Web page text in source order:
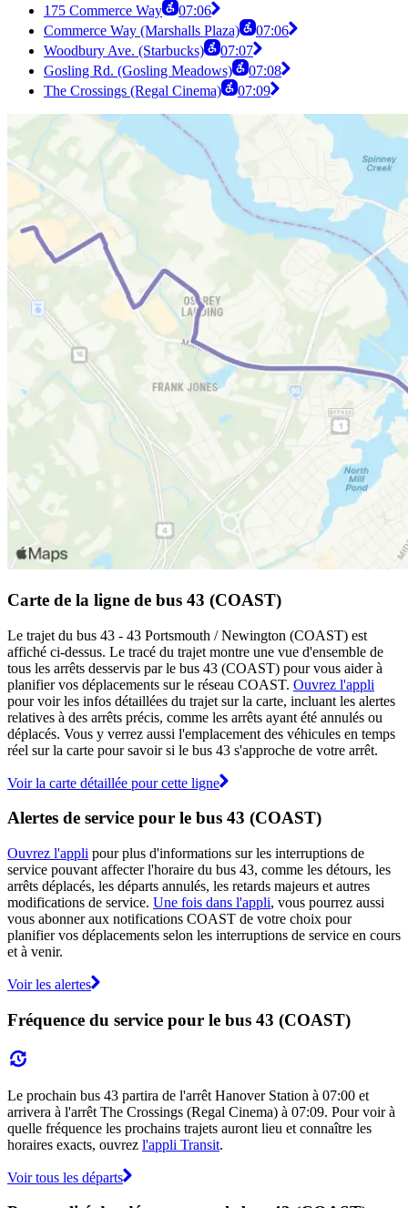
175 Commerce Way
07:06
Commerce Way (Marshalls Plaza)
07:06
Woodbury Ave. (Starbucks)
07:07
Gosling Rd. (Gosling Meadows)
07:08
The Crossings (Regal Cinema)
07:09
Carte de la ligne de bus 43 (COAST)
Le trajet du bus 43 - 43 Portsmouth / Newington (COAST) est
affiché ci-dessus. Le tracé du trajet montre une vue d'ensemble de
tous les arrêts desservis par le bus 43 (COAST) pour vous aider à
planifier vos déplacements sur le réseau COAST. Ouvrez l'appli
pour voir les infos détaillées du trajet sur la carte, incluant les alertes
relatives à des arrêts précis, comme les arrêts ayant été annulés ou
déplacés. Vous y verrez aussi l'emplacement des véhicules en temps
réel sur la carte pour savoir si le bus 43 s'approche de votre arrêt.
Voir la carte détaillée pour cette ligne
Alertes de service pour le bus 43 (COAST)
Ouvrez l'appli pour plus d'informations sur les interruptions de
service pouvant affecter l'horaire du bus 43, comme les détours, les
arrêts déplacés, les départs annulés, les retards majeurs et autres
modifications de service. Une fois dans l'appli, vous pourrez aussi
vous abonner aux notifications COAST de votre choix pour
planifier vos déplacements selon les interruptions de service en cours
et à venir.
Voir les alertes
Fréquence du service pour le bus 43 (COAST)
Le prochain bus 43 partira de l'arrêt Hanover Station à 07:00 et
arrivera à l'arrêt The Crossings (Regal Cinema) à 07:09. Pour voir à
quelle fréquence les prochains trajets auront lieu et connaître les
horaires exacts, ouvrez l'appli Transit.
Voir tous les départs